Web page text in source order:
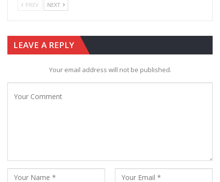
PREV NEXT
LEAVE A REPLY
Your email address will not be published.